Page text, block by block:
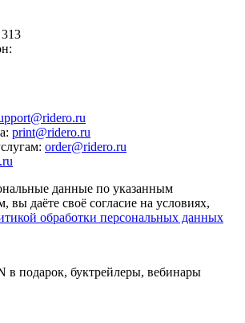
313
:
: print@ridero.ru
: order@ridero.ru
данные по указанным
даёте своё согласие на условиях,
обработки персональных данных
подарок, буктрейлеры, вебинары